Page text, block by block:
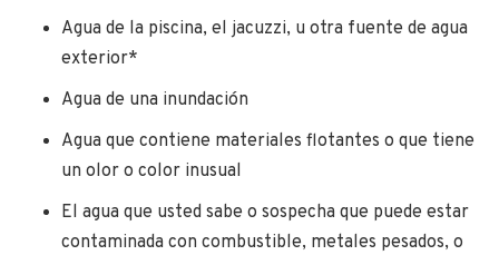
Agua de la piscina, el jacuzzi, u otra fuente de agua
exterior*
Agua de una inundación
Agua que contiene materiales flotantes o que tiene
un olor o color inusual
El agua que usted sabe o sospecha que puede estar
contaminada con combustible, metales pesados, ​​o